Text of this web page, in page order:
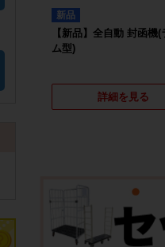
新品
【新品】全自動 封函機(
ム型)
詳細を見る